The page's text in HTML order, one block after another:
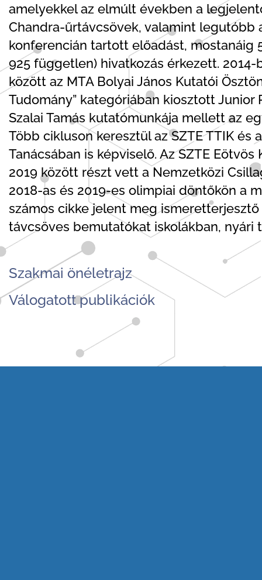
amelyekkel az elmúlt években a
Chandra-űrtávcsövek, valamint legutóbb
konferencián tartott előadást, mostanáig
925 független) hivatkozás érkezett.
között az MTA Bolyai János Kutatói
Tudomány” kategóriában kiosztott Junior
Szalai Tamás kutatómunkája mellett az
Több cikluson keresztül az SZTE TTIK
Tanácsában is képviselő. Az SZTE
2019 között részt vett a Nemzetközi
2018-as és 2019-es olimpiai döntőkön a
számos cikke jelent meg
távcsöves bemutatókat iskolákban, nyári
Szakmai önéletrajz
Válogatott publikációk